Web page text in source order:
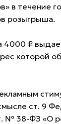
в течение
розыгрыша.
₽
которой
ст. 9
№ 38-ФЗ «О